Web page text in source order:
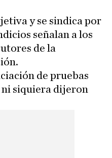
y se sindica por
señalan a los
de la
de pruebas
siquiera dijeron